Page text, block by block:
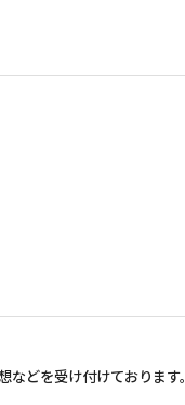
などを受け付けております。